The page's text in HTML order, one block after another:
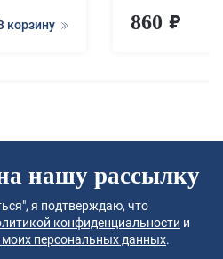
корзину 860
нашу рассылку
я подтверждаю, что
конфиденциальности и
моих персональных данных.